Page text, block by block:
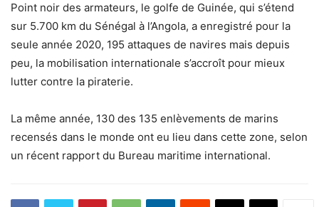
Point noir des armateurs, le golfe de Guinée, qui s’étend
sur 5.700 km du Sénégal à l’Angola, a enregistré pour la
seule année 2020, 195 attaques de navires mais depuis
peu, la mobilisation internationale s’accroît pour mieux
lutter contre la piraterie.
La même année, 130 des 135 enlèvements de marins
recensés dans le monde ont eu lieu dans cette zone, selon
un récent rapport du Bureau maritime international.